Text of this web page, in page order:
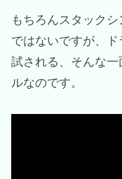
もちろんスタック
ではないですが、
試される、そんな
ルなのです。